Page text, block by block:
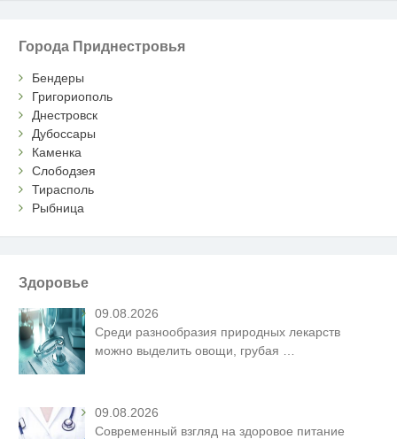
Города Приднестровья
Бендеры
Григориополь
Днестровск
Дубоссары
Каменка
Слободзея
Тирасполь
Рыбница
Здоровье
09.08.2026
Среди разнообразия природных лекарств
можно выделить овощи, грубая
09.08.2026
Современный взгляд на здоровое питание